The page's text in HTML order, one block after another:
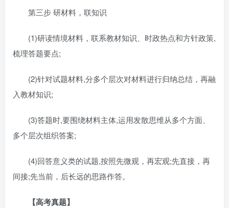
第三步 研材料，联知识
(1)研读情境材料，联系教材知识、时政热点和方针政策,
梳理答题要点;
(2)针对试题材料,分多个层次对材料进行归纳总结，再融
入教材知识;
(3)答题时,要围绕材料主体,运用发散思维从多个方面、
多个层次组织答案;
(4)回答意义类的试题,按照先微观，再宏观;先直接，再
间接;先当前，后长远的思路作答。
【高考真题】